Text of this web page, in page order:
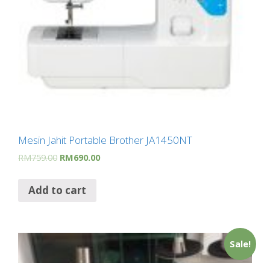
Mesin Jahit Portable Brother JA1450NT
RM759.00 RM690.00
Add to cart
Sale!